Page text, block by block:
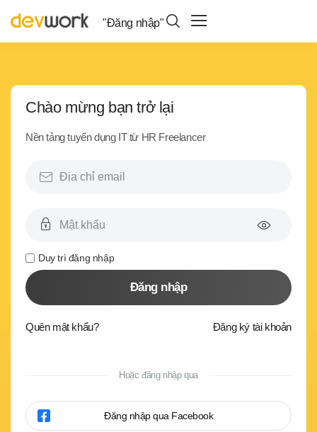
"Đăng nhập"
Chào mừng bạn trở lại
Nền tảng tuyển dụng IT từ HR Freelancer
Duy trì đăng nhập
Đăng nhập
Quên mật khẩu? Đăng ký tài khoản
Hoặc đăng nhập qua
Đăng nhập qua Facebook